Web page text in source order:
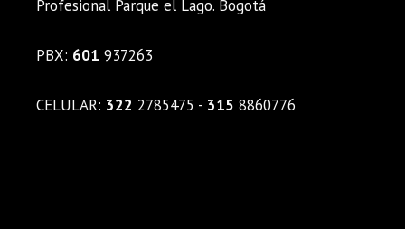
Profesional Parque el Lago. Bogotá
PBX: 601 937263
CELULAR: 322 2785475 - 315 8860776